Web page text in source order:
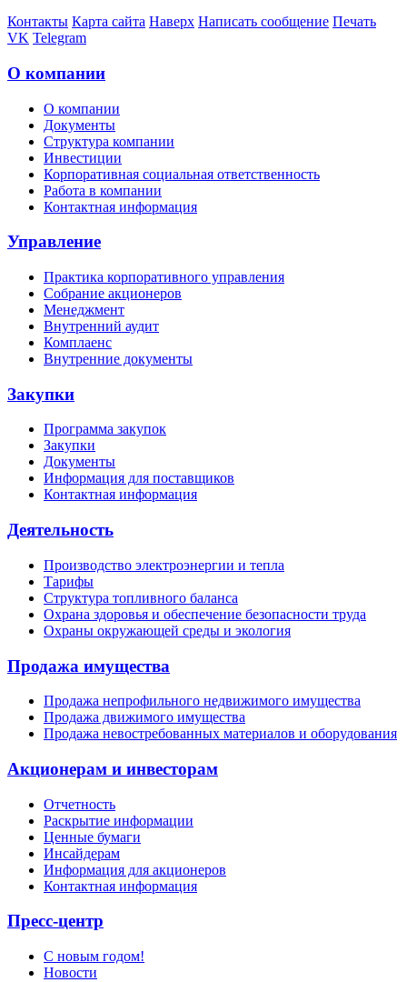
Контакты Карта сайта Наверх Написать сообщение Печать
VK Telegram
О компании
О компании
Документы
Структура компании
Инвестиции
Корпоративная социальная ответственность
Работа в компании
Контактная информация
Управление
Практика корпоративного управления
Собрание акционеров
Менеджмент
Внутренний аудит
Комплаенс
Внутренние документы
Закупки
Программа закупок
Закупки
Документы
Информация для поставщиков
Контактная информация
Деятельность
Производство электроэнергии и тепла
Тарифы
Структура топливного баланса
Охрана здоровья и обеспечение безопасности труда
Охраны окружающей среды и экология
Продажа имущества
Продажа непрофильного недвижимого имущества
Продажа движимого имущества
Продажа невостребованных материалов и оборудования
Акционерам и инвесторам
Отчетность
Раскрытие информации
Ценные бумаги
Инсайдерам
Информация для акционеров
Контактная информация
Пресс-центр
С новым годом!
Новости